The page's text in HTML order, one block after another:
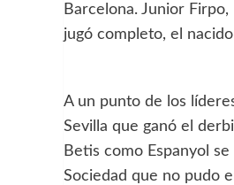
Barcelona. Junior Firpo,
jugó completo, el
A un punto de los
Sevilla que ganó el
Betis como Espanyol
Sociedad que no pudo